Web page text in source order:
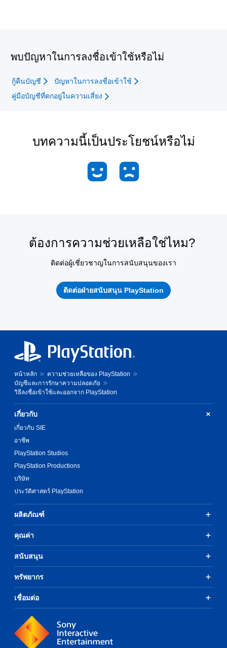
พบปัญหาในการลงชื่อเข้าใช้หรือไม่
กู้คืนบัญชี
ปัญหาในการลงชื่อเข้าใช้
คู่มือบัญชีที่ตกอยู่ในความเสี่ยง
บทความนี้เป็นประโยชน์หรือไม่
ต้องการความช่วยเหลือใช่ไหม?
ติดต่อผู้เชี่ยวชาญในการสนับสนุนของเรา
ติดต่อฝ่ายสนับสนุน PlayStation
หน้าหลัก
ความช่วยเหลือของ PlayStation
บัญชีและการรักษาความปลอดภัย
วิธีลงชื่อเข้าใช้และออกจาก PlayStation
เกี่ยวกับ
เกี่ยวกับ SIE
อาชีพ
PlayStation Studios
PlayStation Productions
บริษัท
ประวัติศาสตร์ PlayStation
ผลิตภัณฑ์
คุณค่า
สนับสนุน
ทรัพยากร
เชื่อมต่อ